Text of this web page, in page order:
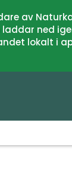
av
ned
lokalt i